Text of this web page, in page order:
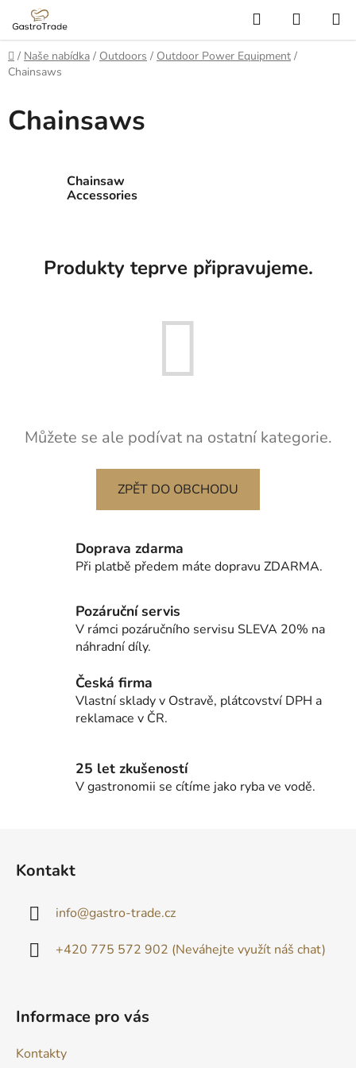
obsah
Hledat
KOŠÍK
Domů
/ Naše nabídka / Outdoors / Outdoor Power Equipment /
Chainsaws
Chainsaws
Chainsaw
Accessories
Produkty teprve připravujeme.
Můžete se ale podívat na ostatní kategorie.
ZPĚT DO OBCHODU
Doprava zdarma
Při platbě předem máte dopravu ZDARMA.
Pozáruční servis
V rámci pozáručního servisu SLEVA 20% na
náhradní díly.
Česká firma
Vlastní sklady v Ostravě, plátcovství DPH a
reklamace v ČR.
25 let zkušeností
V gastronomii se cítíme jako ryba ve vodě.
Kontakt
info@gastro-trade.cz
+420 775 572 902 (Neváhejte využít náš chat)
Informace pro vás
Kontakty